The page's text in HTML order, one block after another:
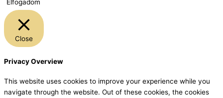
Elfogadom
Close
Privacy Overview
This website uses cookies to improve your experience while you
navigate through the website. Out of these cookies, the cookies